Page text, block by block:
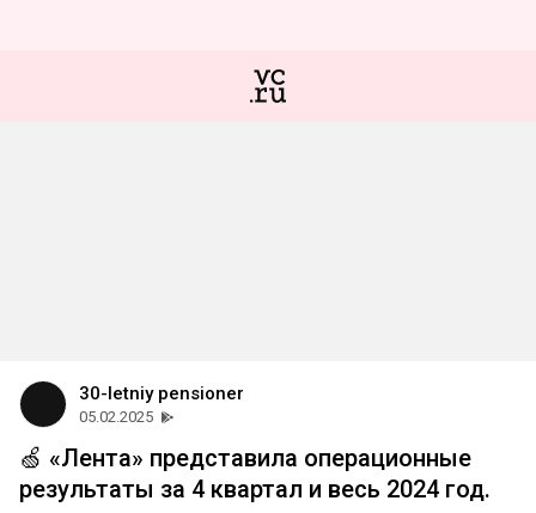
30-letniy pensioner
05.02.2025
🍏 «Лента» представила операционные
результаты за 4 квартал и весь 2024 год.